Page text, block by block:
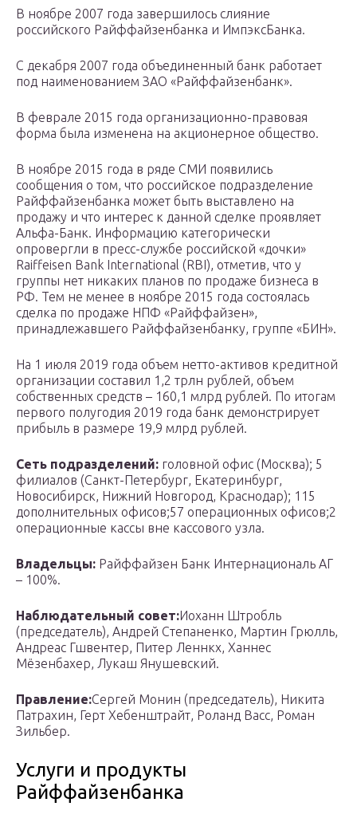
В ноябре 2007 года завершилось слияние
российского Райффайзенбанка и ИмпэксБанка.
С декабря 2007 года объединенный банк работает
под наименованием ЗАО «Райффайзенбанк».
В феврале 2015 года организационно-правовая
форма была изменена на акционерное общество.
В ноябре 2015 года в ряде СМИ появились
сообщения о том, что российское подразделение
Райффайзенбанка может быть выставлено на
продажу и что интерес к данной сделке проявляет
Альфа-Банк. Информацию категорически
опровергли в пресс-службе российской «дочки»
Raiffeisen Bank International (RBI), отметив, что у
группы нет никаких планов по продаже бизнеса в
РФ. Тем не менее в ноябре 2015 года состоялась
сделка по продаже НПФ «Райффайзен»,
принадлежавшего Райффайзенбанку, группе «БИН».
На 1 июля 2019 года объем нетто-активов кредитной
организации составил 1,2 трлн рублей, объем
собственных средств – 160,1 млрд рублей. По итогам
первого полугодия 2019 года банк демонстрирует
прибыль в размере 19,9 млрд рублей.
Сеть подразделений: головной офис (Москва); 5
филиалов (Санкт-Петербург, Екатеринбург,
Новосибирск, Нижний Новгород, Краснодар); 115
дополнительных офисов;57 операционных офисов;2
операционные кассы вне кассового узла.
Владельцы: Райффайзен Банк Интернациональ АГ
– 100%.
Наблюдательный совет:Иоханн Штробль
(председатель), Андрей Степаненко, Мартин Грюлль,
Андреас Гшвентер, Питер Леннкх, Ханнес
Мёзенбахер, Лукаш Янушевский.
Правление:Сергей Монин (председатель), Никита
Патрахин, Герт Хебенштрайт, Роланд Васс, Роман
Зильбер.
Услуги и продукты
Райффайзенбанка